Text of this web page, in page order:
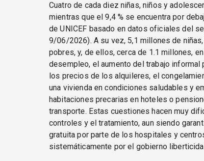
Cuatro de cada diez niñas, niños y
mientras que el 9,4 % se encuentra por
de UNICEF basado en datos oficiales del
9/06/2026). A su vez, 5,1 millones de
pobres, y, de ellos, cerca de 1.1 millones,
desempleo, el aumento del trabajo
los precios de los alquileres, el
una vivienda en condiciones saludables y
habitaciones precarias en hoteles o
transporte. Estas cuestiones hacen muy
controles y el tratamiento, aun siendo
gratuita por parte de los hospitales y
sistemáticamente por el gobierno